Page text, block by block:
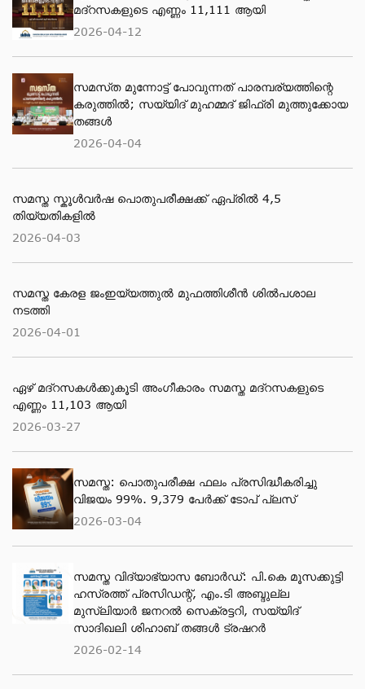
മദ്റസകളുടെ എണ്ണം 11,111 ആയി
2026-04-12
സമസ്‌ത മുന്നോട്ട് പോവുന്നത് പാരമ്പര്യത്തിന്റെ
കരുത്തിൽ; സയ്യിദ് മുഹമ്മദ് ജിഫ്രി മുത്തുക്കോയ
തങ്ങള്‍
2026-04-04
സമസ്ത സ്കൂള്‍വര്‍ഷ പൊതുപരീക്ഷക്ക് ഏപ്രില്‍ 4,5
തിയ്യതികളില്‍
2026-04-03
സമസ്ത കേരള ജംഇയ്യത്തുല്‍ മുഫത്തിശീന്‍ ശില്‍പശാല
നടത്തി
2026-04-01
ഏഴ് മദ്റസകള്‍ക്കുകൂടി അംഗീകാരം സമസ്ത മദ്റസകളുടെ
എണ്ണം 11,103 ആയി
2026-03-27
സമസ്ത: പൊതുപരീക്ഷ ഫലം പ്രസിദ്ധീകരിച്ചു
വിജയം 99%. 9,379 പേര്‍ക്ക് ടോപ് പ്ലസ്
2026-03-04
സമസ്ത വിദ്യാഭ്യാസ ബോർഡ്: പി.കെ മൂസക്കുട്ടി
ഹസ്രത്ത് പ്രസിഡന്റ്, എം.ടി അബ്ദുല്ല
മുസ്ലിയാർ ജനറൽ സെക്രട്ടറി, സയ്യിദ്
സാദിഖലി ശിഹാബ് തങ്ങൾ ട്രഷറർ
2026-02-14